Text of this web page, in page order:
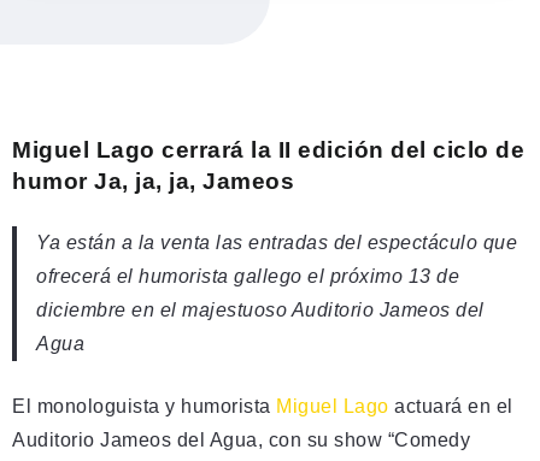
Miguel Lago cerrará la II edición del ciclo de
humor Ja, ja, ja, Jameos
Ya están a la venta las entradas del espectáculo que
ofrecerá el humorista gallego el próximo 13 de
diciembre en el majestuoso Auditorio Jameos del
Agua
El monologuista y humorista Miguel Lago actuará en el
Auditorio Jameos del Agua, con su show “Comedy